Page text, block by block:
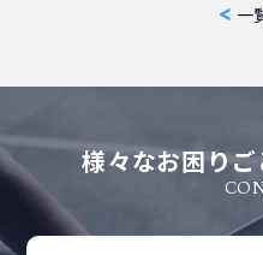
一
様々なお困り